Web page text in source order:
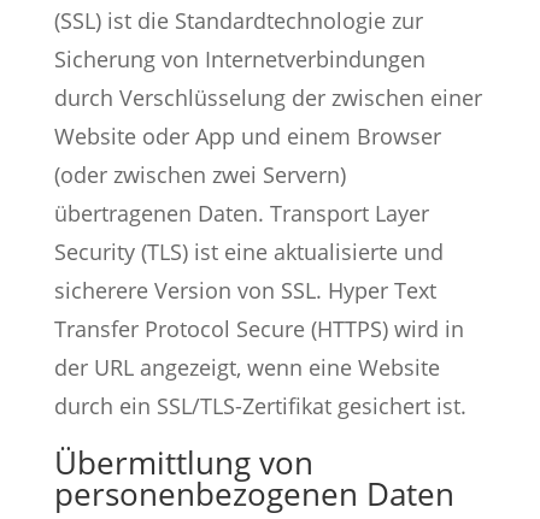
(SSL) ist die Standardtechnologie zur
Sicherung von Internetverbindungen
durch Verschlüsselung der zwischen einer
Website oder App und einem Browser
(oder zwischen zwei Servern)
übertragenen Daten. Transport Layer
Security (TLS) ist eine aktualisierte und
sicherere Version von SSL. Hyper Text
Transfer Protocol Secure (HTTPS) wird in
der URL angezeigt, wenn eine Website
durch ein SSL/TLS-Zertifikat gesichert ist.
Übermittlung von
personenbezogenen Daten